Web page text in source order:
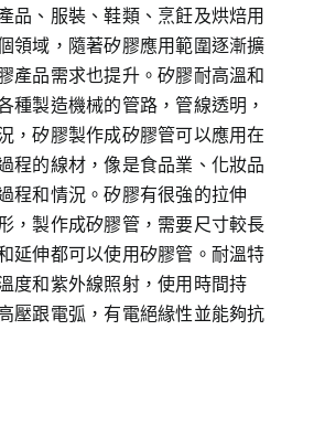
品、服裝、鞋類、烹飪及烘焙用
領域，隨著矽膠應用範圍逐漸擴
產品需求也提升。矽膠耐高溫和
種製造機械的管路，管線透明，
，矽膠製作成矽膠管可以應用在
程的線材，像是食品業、化妝品
程和情況。矽膠有很強的拉伸
，製作成矽膠管，需要尺寸較長
延伸都可以使用矽膠管。耐溫特
度和紫外線照射，使用時間持
壓跟電弧，有電絕緣性並能夠抗